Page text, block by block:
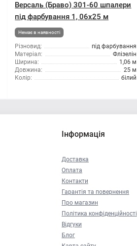
Версаль (Браво) 301-60 шпалери
під фарбування 1, 06x25 м
Немає в наявності
Різновид:
під фарбування
Матеріал:
Флізелін
Ширина:
1,06 м
Довжина:
25 м
Колір:
білий
Інформація
Доставка
Оплата
Контакти
Гарантія та повернення
Про магазин
Політика конфіденційності
Відгуки
Блог